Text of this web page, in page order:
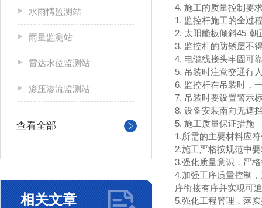
水雨情监测站
雨量监测站
雷达水位监测站
渗压渗流监测站
查看全部
相关文章
4. 施工的质量控制要
1. 监控杆施工的全过
2. 太阳能板倾斜45°朝
3. 监控杆的防锈层不
4. 电缆线接头牢固可
5. 吊装时注意交通行
6. 监控杆在吊装时，
7. 吊装时要设置警示
8. 设备安装南向无遮
5. 施工质量保证措施
1.所需的主要材料应
2.施工严格按规范中
3.强化质量意识，严
4.加强工序质量控制
序衔接有序并实现可
5.强化工程管理，落